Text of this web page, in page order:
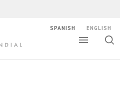
SPANISH ENGLISH